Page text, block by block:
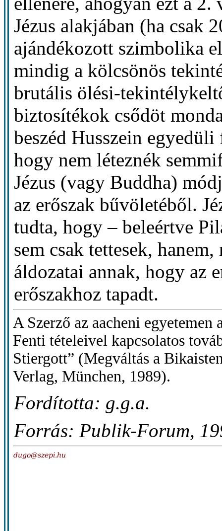
Jézus alakjában (ha csak
ajándékozott szimbolika
mindig a kölcsönös
brutális ölési-
biztosítékok csődöt
beszéd Husszein
hogy nem léteznék
Jézus (vagy Buddha)
az erőszak bűvöletéből.
tudta, hogy – beleértve
sem csak tettesek,
áldozatai annak, hogy az
erőszakhoz tapadt.
A Szerző az aacheni
Fenti tételeivel kapcsolatos
Stiergott” (Megváltás a
Verlag, München, 1989).
Fordította: g.g.a.
Forrás: Publik-Forum,